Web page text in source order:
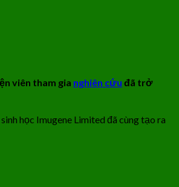
viên tham gia nghiên cứu đã trở
học Imugene Limited đã cùng tạo ra